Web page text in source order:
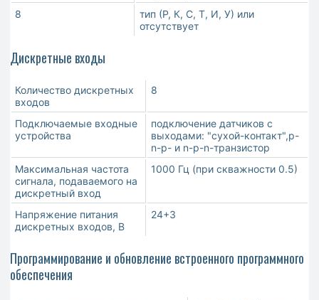
8
тип (Р, К, С, Т, И, У) или
отсутствует
Дискретные входы
Количество дискретных
входов
8
Подключаемые входные
устройства
подключение датчиков с
выходами: "сухой-контакт",p-
n-p- и n-p-n-транзистор
Максимальная частота
сигнала, подаваемого на
дискретный вход
1000 Гц (при скважности 0.5)
Напряжение питания
дискретных входов, В
24+3
Программирование и обновление встроенного программного
обеспечения